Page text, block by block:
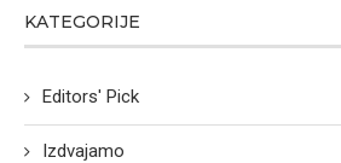
KATEGORIJE
Editors' Pick
Izdvajamo